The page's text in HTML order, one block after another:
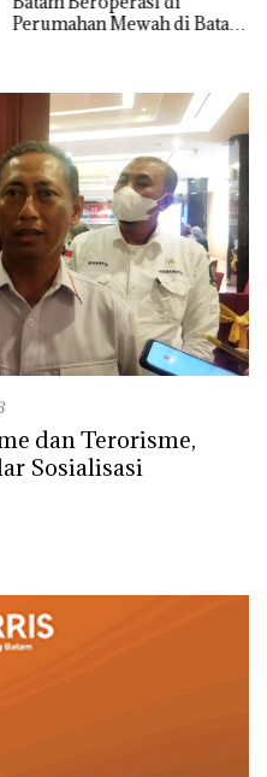
Perumahan Mewah di Batam
dan Terorisme,
Sosialisasi